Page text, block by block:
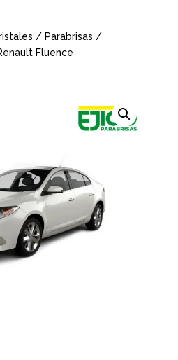
/ Parabrisas /
Fluence